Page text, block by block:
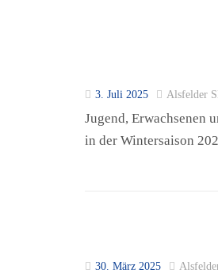
3. Juli 2025 Alsfelder
Jugend, Erwachsenen
in der Wintersaison
30. März 2025